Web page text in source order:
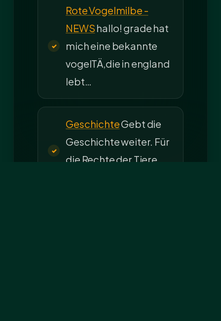
Rote Vogelmilbe -
NEWS hallo! grade hat
mich eine bekannte
vogelTÄ,die in england
lebt…
GeschichteGebt die
Geschichte weiter. Für
die Rechte der Tiere.